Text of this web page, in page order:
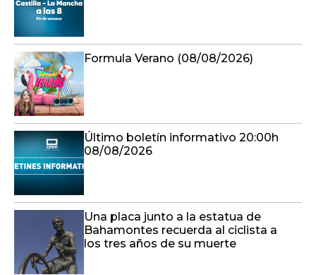
Formula Verano (08/08/2026)
Último boletín informativo 20:00h
08/08/2026
Una placa junto a la estatua de
Bahamontes recuerda al ciclista a
los tres años de su muerte